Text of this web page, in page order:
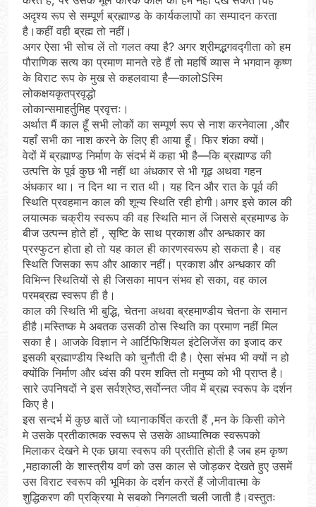
अदृश्य रूप से सम्पूर्ण ब्रह्माण्ड के कार्यकलापों का सम्पादन करता
है।कहीं वही ब्रह्म तो नहीं।
अगर ऐसा भी सोच लें तो गलत क्या है? अगर श्रीमद्भगवद्गीता को हम
पौराणिक सत्य का प्रमाण मानते रहे हैं तो महर्षि व्यास ने भगवान कृष्ण
के विराट रूप के मुख से कहलवाया है—कालोSस्मि
लोकक्षयकृतप्रवृद्धो
लोकान्समाहर्तुमिह प्रवृत्तः।
अर्थात मैं काल हूँ सभी लोकों का सम्पूर्ण रूप से नाश करनेवाला ,और
यहाँ सभी का नाश करने के लिए ही आया हूँ। फिर शंका क्यों।
वेदों में ब्रह्माण्ड निर्माण के संदर्भ में कहा भी है—कि ब्रह्माण्ड की
उत्पत्ति के पूर्व कुछ भी नहीं था अंधकार से भी गूढ़ अथवा गहन
अंधकार था। न दिन था न रात थी। यह दिन और रात के पूर्व की
स्थिति प्रवहमान काल की शून्य स्थिति रही होगी।अगर इसे काल की
लयात्मक चक्रीय स्वरूप की वह स्थिति मान लें जिससे ब्रहमाण्ड के
बीज उत्पन्न होते हों , सृष्टि के साथ प्रकाश और अन्धकार का
प्रस्फुटन होता हो तो यह काल ही कारणस्वरूप हो सकता है। वह
स्थिति जिसका रूप और आकार नहीं। प्रकाश और अन्धकार की
विभिन्न स्थितियों से ही जिसका मापन संभव हो सका, वह काल
परमब्रह्म स्वरूप ही है।
काल की स्थिति भी बुद्धि, चेतना अथवा ब्रहमाण्डीय चेतना के समान
हीहै।मस्तिष्क मे अबतक उसकी ठोस स्थिति का प्रमाण नहीं मिल
सका है। आजके विज्ञान ने आर्टिफिशियल इंटेलिजेंस का इजाद कर
इसकी ब्रह्माण्डीय स्थिति को चुनौती दी है। ऐसा संभव भी क्यों न हो
क्योंकि निर्माण और ध्वंस की परम शक्ति तो मनुष्य को भी प्राप्त है।
सारे उपनिषदों ने इस सर्वश्रेष्ठ,सर्वोन्नत जीव में ब्रह्म स्वरूप के दर्शन
किए है।
इस सन्दर्भ में कुछ बातें जो ध्यानाकर्षित करती हैं ,मन के किसी कोने
मे उसके प्रतीकात्मक स्वरूप से उसके आध्यात्मिक स्वरूपको
मिलाकर देखने मे एक छाया स्वरूप की प्रतीति होती है जब हम कृष्ण
,महाकाली के शास्त्रीय वर्ण को उस काल से जोड़कर देखते हुए उसमें
उस विराट स्वरूप की भूमिका के दर्शन करतें हैं जोजीवात्मा के
शुद्धिकरण की प्रक्रिया मे सबको निगलती चली जाती है।वस्तुतः